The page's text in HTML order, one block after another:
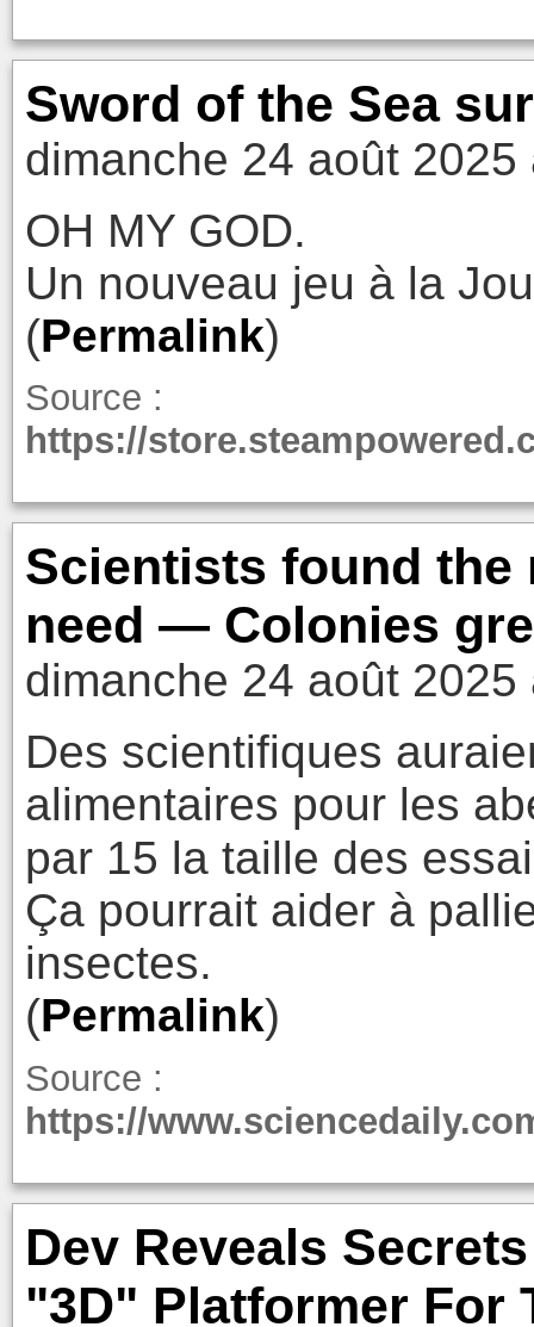
Sword of the Sea
dimanche 24 août 2025
OH MY GOD.
Un nouveau jeu à la
(Permalink)
Source :
https://
Scientists found
need — Colonies
dimanche 24 août 2025
Des scientifiques
alimentaires pour les
par 15 la taille des
Ça pourrait aider à
insectes.
(Permalink)
Source :
https://
Dev Reveals
"3D" Platformer For